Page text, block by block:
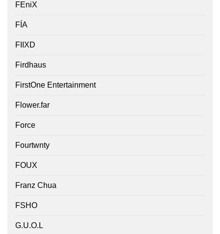
FEniX
FÍA
FIIXD
Firdhaus
FirstOne Entertainment
Flower.far
Force
Fourtwnty
FOUX
Franz Chua
FSHO
G.U.O.L